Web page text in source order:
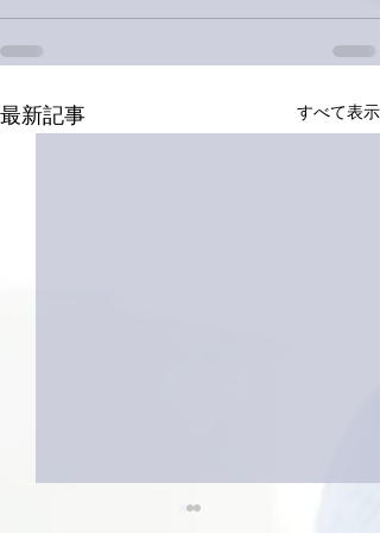
最新記事 すべて表示